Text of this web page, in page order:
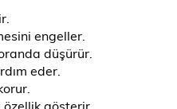
engeller.
düşürür.
eder.
gösterir.